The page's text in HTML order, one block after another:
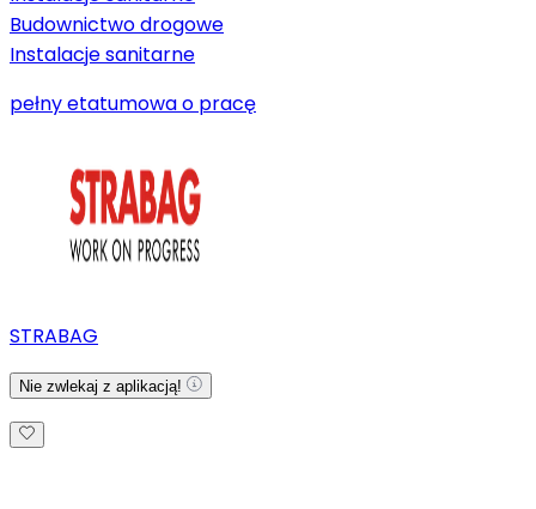
Budownictwo drogowe
Instalacje sanitarne
pełny etatumowa o pracę
STRABAG
Nie zwlekaj z aplikacją!